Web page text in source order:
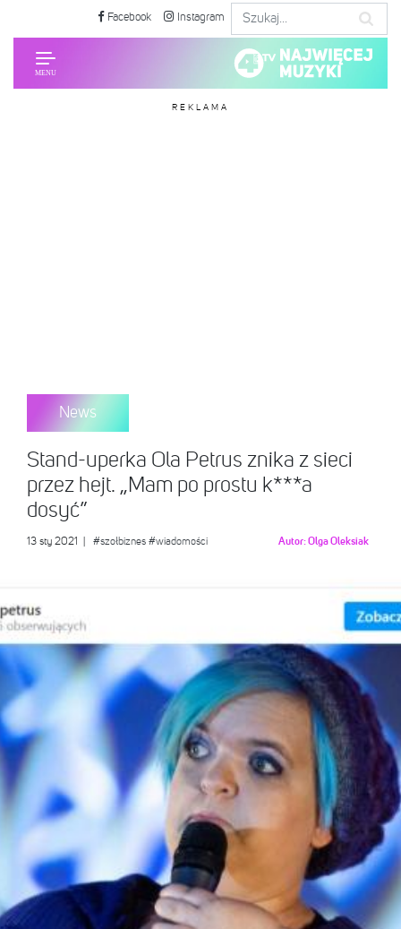
Facebook Instagram
REKLAMA
News
Stand-uperka Ola Petrus znika z sieci
przez hejt. „Mam po prostu k***a
dosyć”
13 sty 2021 #szołbiznes #wiadomości Autor:Olga Oleksiak